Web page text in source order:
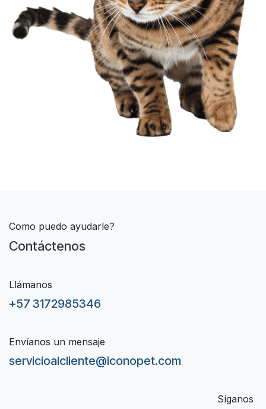
Como puedo ayudarle?
Contáctenos
Llámanos
+57 3172985346
Envíanos un mensaje
servicioalcliente@iconopet.com
Síganos